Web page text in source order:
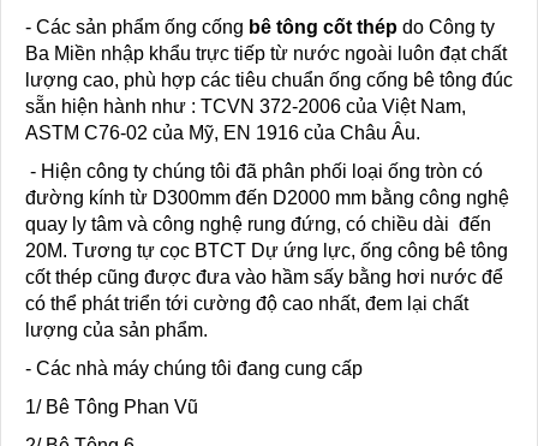
- Các sản phẩm ống cống bê tông cốt thép do Công ty
Ba Miền nhập khẩu trực tiếp từ nước ngoài luôn đạt chất
lượng cao, phù hợp các tiêu chuẩn ống cống bê tông đúc
sẵn hiện hành như : TCVN 372-2006 của Việt Nam,
ASTM C76-02 của Mỹ, EN 1916 của Châu Âu.
- Hiện công ty chúng tôi đã phân phối loại ống tròn có
đường kính từ D300mm đến D2000 mm bằng công nghệ
quay ly tâm và công nghệ rung đứng, có chiều dài đến
20M. Tương tự cọc BTCT Dự ứng lực, ống công bê tông
cốt thép cũng được đưa vào hầm sấy bằng hơi nước để
có thể phát triển tới cường độ cao nhất, đem lại chất
lượng của sản phẩm.
- Các nhà máy chúng tôi đang cung cấp
1/ Bê Tông Phan Vũ